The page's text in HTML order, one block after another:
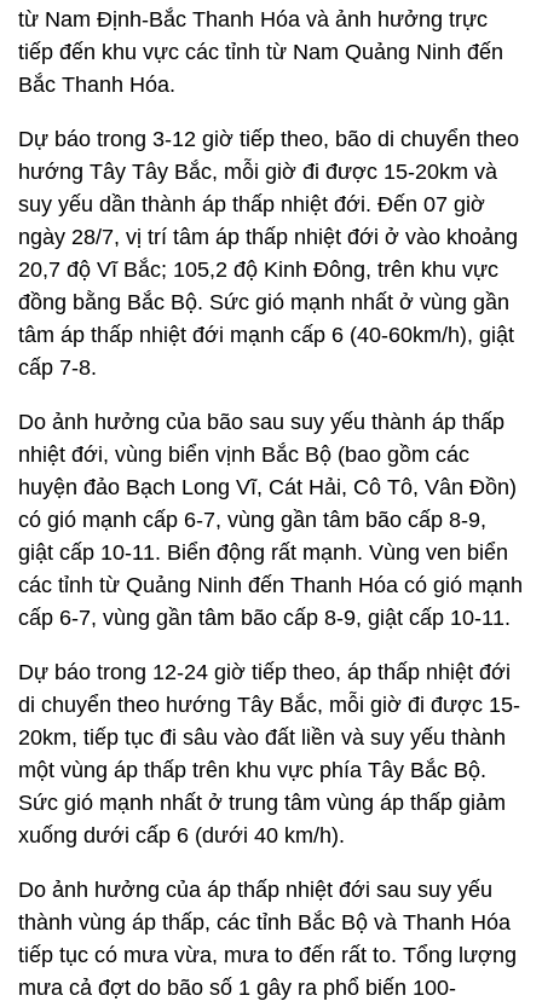
từ Nam Định-Bắc Thanh Hóa và ảnh hưởng trực
tiếp đến khu vực các tỉnh từ Nam Quảng Ninh đến
Bắc Thanh Hóa.
Dự báo trong 3-12 giờ tiếp theo, bão di chuyển theo
hướng Tây Tây Bắc, mỗi giờ đi được 15-20km và
suy yếu dần thành áp thấp nhiệt đới. Đến 07 giờ
ngày 28/7, vị trí tâm áp thấp nhiệt đới ở vào khoảng
20,7 độ Vĩ Bắc; 105,2 độ Kinh Đông, trên khu vực
đồng bằng Bắc Bộ. Sức gió mạnh nhất ở vùng gần
tâm áp thấp nhiệt đới mạnh cấp 6 (40-60km/h), giật
cấp 7-8.
Do ảnh hưởng của bão sau suy yếu thành áp thấp
nhiệt đới, vùng biển vịnh Bắc Bộ (bao gồm các
huyện đảo Bạch Long Vĩ, Cát Hải, Cô Tô, Vân Đồn)
có gió mạnh cấp 6-7, vùng gần tâm bão cấp 8-9,
giật cấp 10-11. Biển động rất mạnh. Vùng ven biển
các tỉnh từ Quảng Ninh đến Thanh Hóa có gió mạnh
cấp 6-7, vùng gần tâm bão cấp 8-9, giật cấp 10-11.
Dự báo trong 12-24 giờ tiếp theo, áp thấp nhiệt đới
di chuyển theo hướng Tây Bắc, mỗi giờ đi được 15-
20km, tiếp tục đi sâu vào đất liền và suy yếu thành
một vùng áp thấp trên khu vực phía Tây Bắc Bộ.
Sức gió mạnh nhất ở trung tâm vùng áp thấp giảm
xuống dưới cấp 6 (dưới 40 km/h).
Do ảnh hưởng của áp thấp nhiệt đới sau suy yếu
thành vùng áp thấp, các tỉnh Bắc Bộ và Thanh Hóa
tiếp tục có mưa vừa, mưa to đến rất to. Tổng lượng
mưa cả đợt do bão số 1 gây ra phổ biến 100-